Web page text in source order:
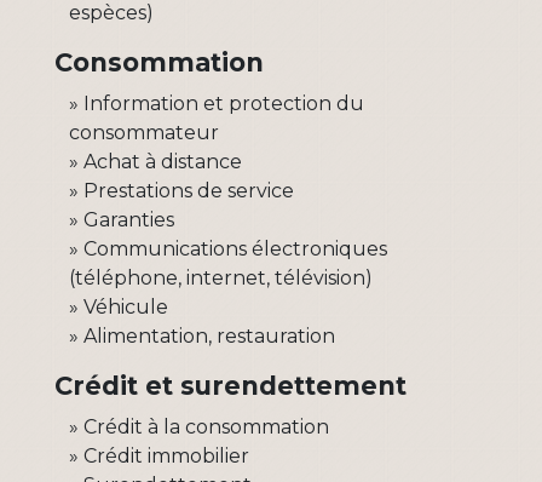
espèces)
Consommation
Information et protection du
consommateur
Achat à distance
Prestations de service
Garanties
Communications électroniques
(téléphone, internet, télévision)
Véhicule
Alimentation, restauration
Crédit et surendettement
Crédit à la consommation
Crédit immobilier